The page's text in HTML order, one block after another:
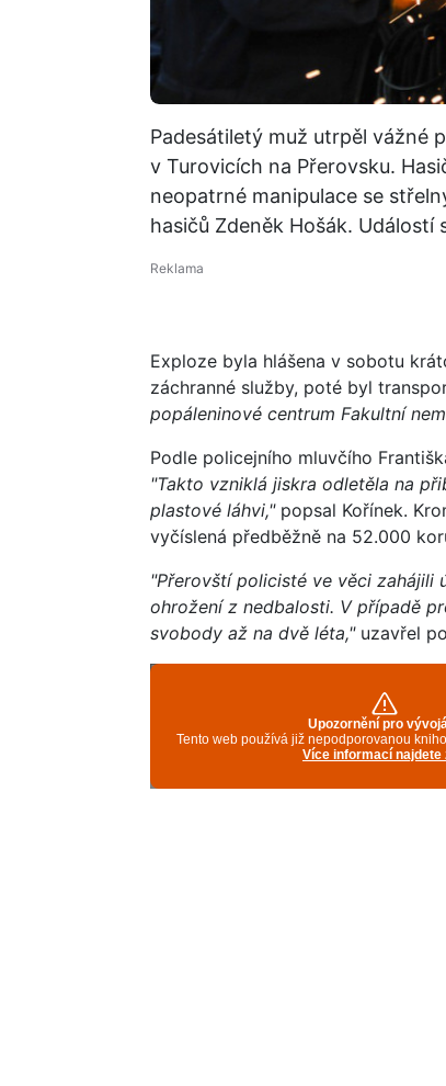
Padesátiletý muž utrpěl vážné
v Turovicích na Přerovsku.
neopatrné manipulace se
hasičů Zdeněk Hošák. Událostí
Exploze byla hlášena v sobotu
záchranné služby, poté byl
popáleninové centrum Fakultní
Podle policejního mluvčího
"Takto vzniklá jiskra odletěla na
plastové láhvi,"popsal Kořínek.
vyčíslená předběžně na 52.000
"Přerovští policisté ve věci zahájili
ohrožení z nedbalosti. V případě
svobody až na dvě léta,"uzavřel